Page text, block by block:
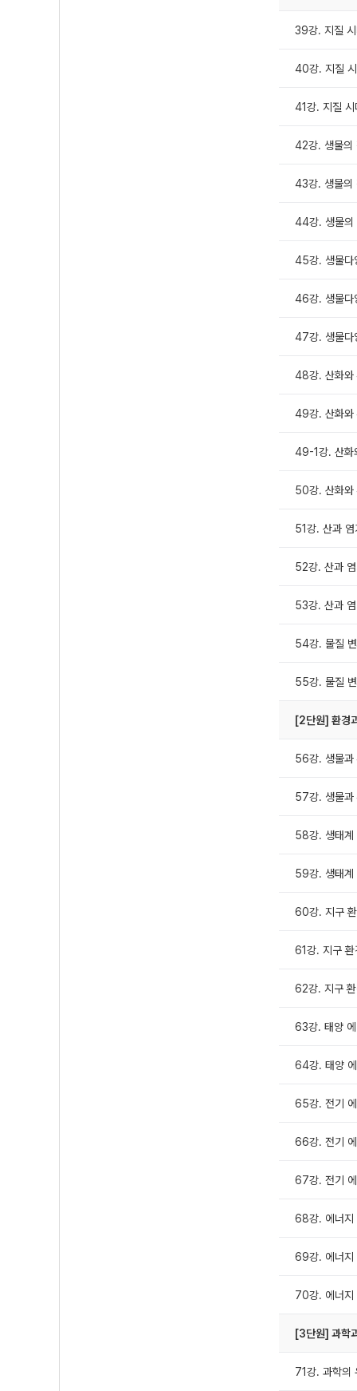
39강. 지질
40강. 지질
41강. 지질 시
42강. 생물의
43강. 생물의
44강. 생물의
45강. 생물다
46강. 생물다
47강. 생물다
48강. 산화와
49강. 산화와
49-1강. 산화
50강. 산화와
51강. 산과
52강. 산과
53강. 산과
54강. 물질
55강. 물질
[2단원] 환경
56강. 생물과
57강. 생물과
58강. 생태계
59강. 생태계
60강. 지구
61강. 지구
62강. 지구
63강. 태양
64강. 태양
65강. 전기
66강. 전기
67강. 전기
68강. 에너지
69강. 에너지
70강. 에너지
[3단원] 과학
71강. 과학의